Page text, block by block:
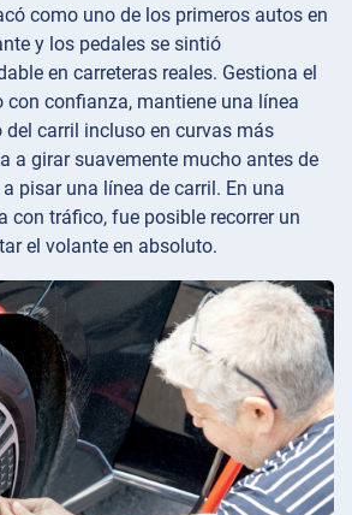
como uno de los primeros autos en
y los pedales se sintió
en carreteras reales. Gestiona el
con confianza, mantiene una línea
del carril incluso en curvas más
a girar suavemente mucho antes de
pisar una línea de carril. En una
con tráfico, fue posible recorrer un
el volante en absoluto.